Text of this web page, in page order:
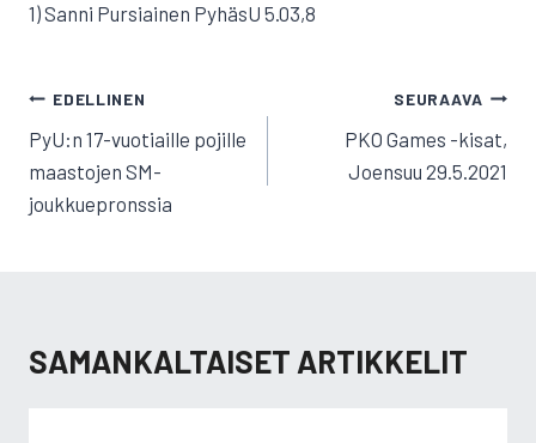
1) Sanni Pursiainen PyhäsU 5.03,8
ARTIKKELIEN
SELAUS
EDELLINEN
PyU:n 17-vuotiaille pojille
maastojen SM-
joukkuepronssia
SEURAAVA
PKO Games -kisat,
Joensuu 29.5.2021
SAMANKALTAISET ARTIKKELIT